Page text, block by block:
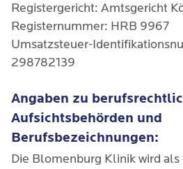
Registergericht: Amtsgericht
Registernummer: HRB 9967
Umsatzsteuer-
298782139
Angaben zu
Aufsichtsbehörden und
Berufsbezeichnungen:
Die Blomenburg Klinik wird